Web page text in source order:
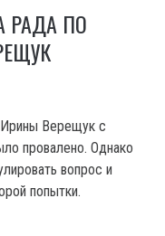
РАДА ПО
Верещук с
провалено. Однако
вопрос и
попытки.